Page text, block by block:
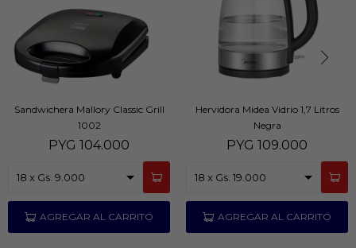
Sandwichera Mallory Classic Grill
1002
PYG 104.000
Hervidora Midea Vidrio 1,7 Litros
Negra
PYG 109.000